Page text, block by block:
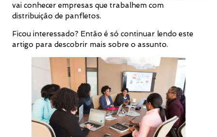
vai conhecer empresas que trabalhem com
distribuição de panfletos.
Ficou interessado? Então é só continuar lendo este
artigo para descobrir mais sobre o assunto.